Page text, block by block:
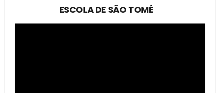
ESCOLA DE SÃO TOMÉ